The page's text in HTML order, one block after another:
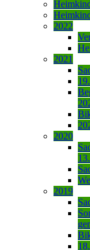
2022
2021
2020
2019